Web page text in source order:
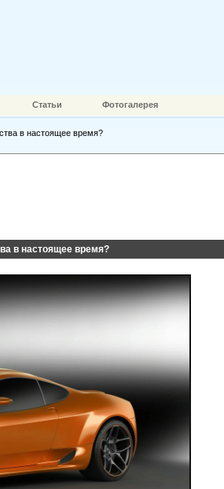
Статьи Фотогалерея
в настоящее время?
в настоящее время?